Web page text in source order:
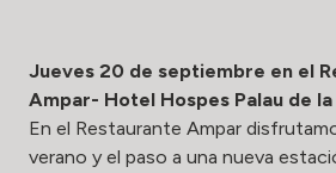
Jueves 20 de septiembre en el
Ampar- Hotel Hospes Palau de la
En el Restaurante Ampar
verano y el paso a una nueva